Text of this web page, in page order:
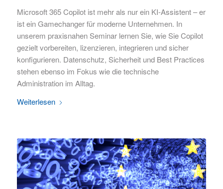
Microsoft 365 Copilot ist mehr als nur ein KI-Assistent – er
ist ein Gamechanger für moderne Unternehmen. In
unserem praxisnahen Seminar lernen Sie, wie Sie Copilot
gezielt vorbereiten, lizenzieren, integrieren und sicher
konfigurieren. Datenschutz, Sicherheit und Best Practices
stehen ebenso im Fokus wie die technische
Administration im Alltag.
Weiterlesen